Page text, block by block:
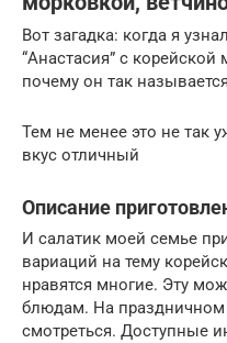
Вот загадка: когда я
“Анастасия” с
почему он так называется
Тем не менее это не так
вкус отличный
Описание
И салатик моей семье
вариаций на тему
нравятся многие. Эту
блюдам. На праздничном
смотреться. Доступные